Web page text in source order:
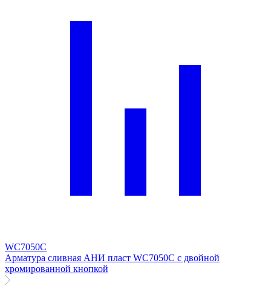
WC7050C
Арматура сливная АНИ пласт WC7050C с двойной
хромированной кнопкой